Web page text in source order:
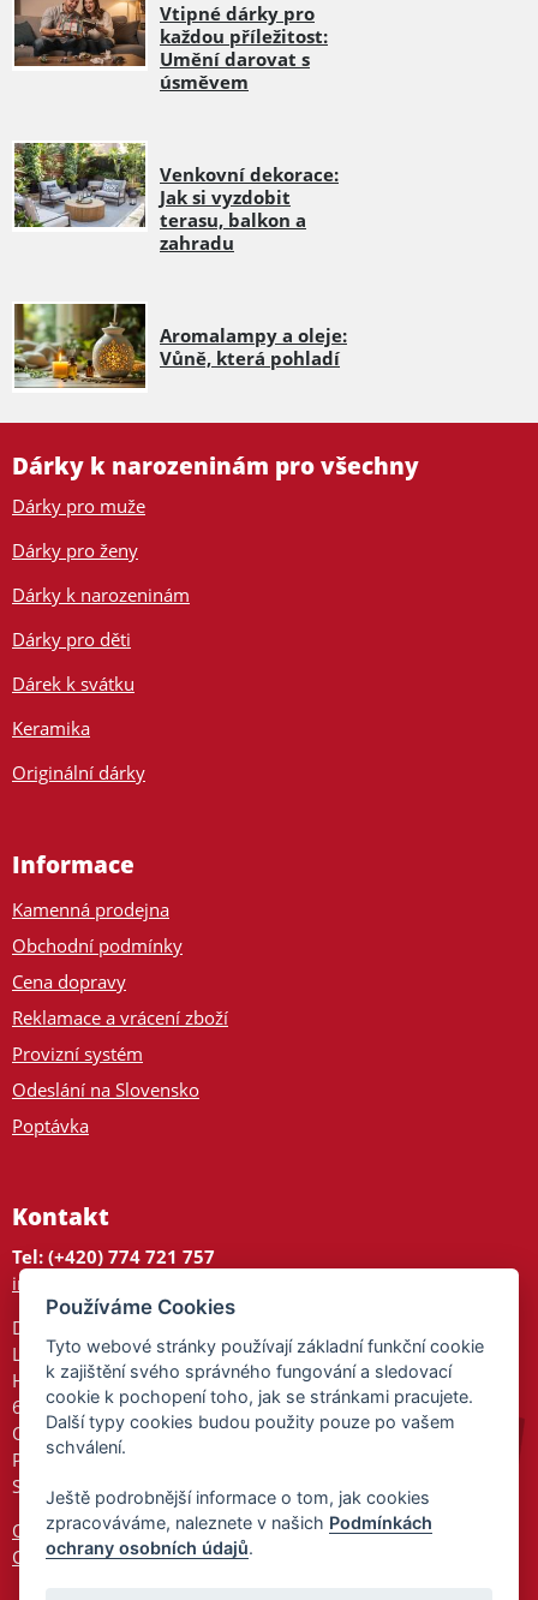
Vtipné dárky pro
každou příležitost:
Umění darovat s
úsměvem
Venkovní dekorace:
Jak si vyzdobit
terasu, balkon a
zahradu
Aromalampy a oleje:
Vůně, která pohladí
Dárky k narozeninám pro všechny
Dárky pro muže
Dárky pro ženy
Dárky k narozeninám
Dárky pro děti
Dárek k svátku
Keramika
Originální dárky
Informace
Kamenná prodejna
Obchodní podmínky
Cena dopravy
Reklamace a vrácení zboží
Provizní systém
Odeslání na Slovensko
Poptávka
Kontakt
Tel: (+420) 774 721 757
info@tajnedarky.cz
Dárkové centrum
Legionářů 2
Hodonín
695 01
Otevřeno:
Po-Pá 9-17
So 9-11:30
Ochrana osobních údajů
Cookies
Používáme Cookies
Tyto webové stránky používají základní funkční cookie
k zajištění svého správného fungování a sledovací
cookie k pochopení toho, jak se stránkami pracujete.
Další typy cookies budou použity pouze po vašem
schválení.
Ještě podrobnější informace o tom, jak cookies
zpracováváme, naleznete v našich Podmínkách
ochrany osobních údajů.